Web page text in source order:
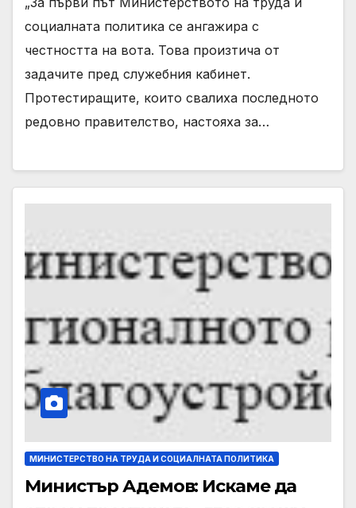
социалната политика се ангажира с
честността на вота. Това произтича от
задачите пред служебния кабинет.
Протестиращите, които свалиха последното
редовно правителство, настояха за…
МИНИСТЕРСТВО НА ТРУДА И СОЦИАЛНАТА ПОЛИТИКА
Министър Адемов: Искаме да